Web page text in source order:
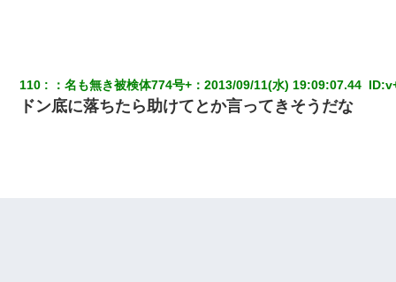
110 ：名も無き被検体774号+ ：2013/09/11(水) 19:09:07.44 ID:
ドン底に落ちたら助けてとか言ってきそうだな